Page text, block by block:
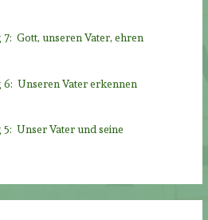
Gott, unseren Vater, ehren
6: Unseren Vater erkennen
Unser Vater und seine